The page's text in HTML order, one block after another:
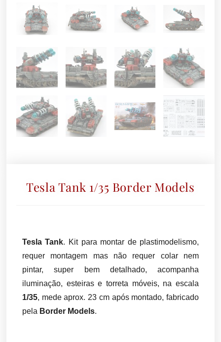
Tesla Tank 1/35 Border Models
Tesla Tank. Kit para montar de plastimodelismo,
requer montagem mas não requer colar nem
pintar, super bem detalhado, acompanha
iluminação, esteiras e torreta móveis, na escala
1/35, mede aprox. 23 cm após montado, fabricado
pela Border Models.